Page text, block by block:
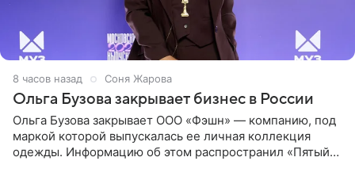
8 часов назад Соня Жарова
Ольга Бузова закрывает бизнес в России
Ольга Бузова закрывает ООО «Фэшн» — компанию, под
маркой которой выпускалась ее личная коллекция
одежды. Информацию об этом распространил «Пятый